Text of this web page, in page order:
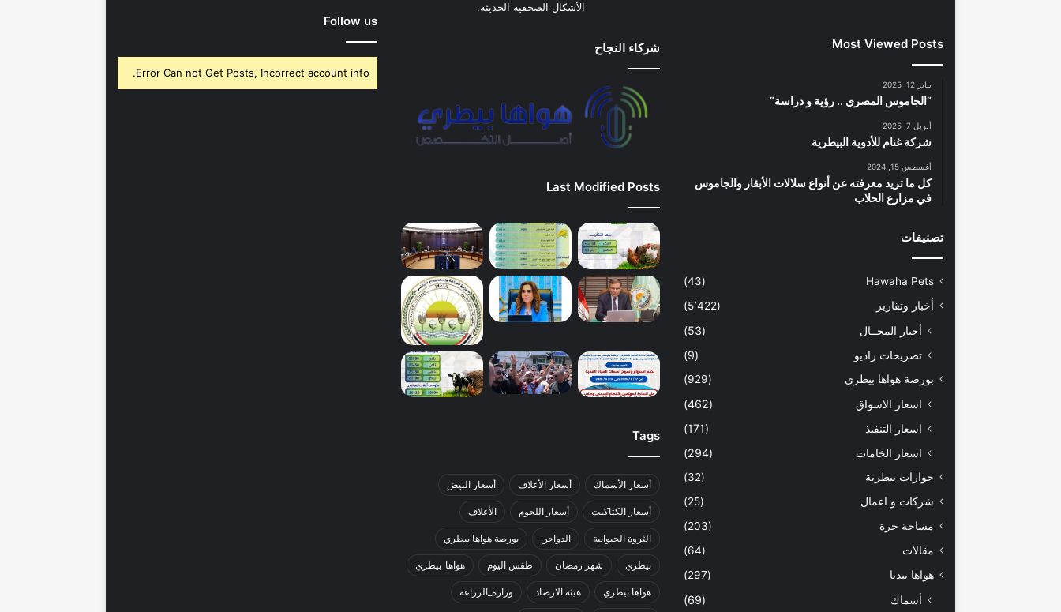
Most Viewed Posts
يناير 12, 2025
“الجاموس المصري .. رؤية و دراسة”
أبريل 7, 2025
شركة غنام للأدوية البيطرية
أغسطس 15, 2024
كل ما تريد معرفته عن أنواع سلالات الأبقار والجاموس
في مزارع الحلاب
تصنيفات
Hawaha Pets
(43)
أخبار وتقارير
(5٬422)
أخبار المجــال
(53)
تصريحات راديو
(9)
بورصة هواها بيطري (929)
اسعار الاسواق
(462)
اسعار التنفيذ
(171)
اسعار الخامات
(294)
حوارات بيطرية
(32)
شركات و اعمال
(25)
مساحة حرة
(203)
مقالات
(64)
هواها بيديا
(297)
أسماك (69)
الأشكال الصحفية الحديثة.
شركاء النجاح
Last Modified Posts
Tags
أسعار الأسماك أسعار الأعلاف أسعار البيض
أسعار الكتاكيت أسعار اللحوم الأعلاف
الثروة الحيوانية الدواجن بورصة هواها بيطري
بيطري شهر رمضان طقس اليوم هواها_بيطري
هواها بيطري هيئة الارصاد وزارة_الزراعه
Follow us
Error Can not Get Posts, Incorrect account info.